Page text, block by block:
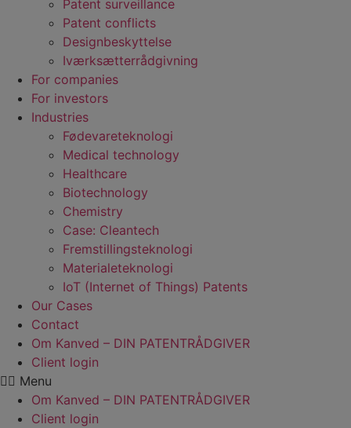
Patent surveillance
Patent conflicts
Designbeskyttelse
Iværksætterrådgivning
For companies
For investors
Industries
Fødevare­teknologi
Medical technology
Healthcare
Biotechnology
Chemistry
Case: Cleantech
Fremstillings­teknologi
Materiale­teknologi
IoT (Internet of Things) Patents
Our Cases
Contact
Om Kanved – DIN PATENTRÅDGIVER
Client login
Menu
Om Kanved – DIN PATENTRÅDGIVER
Client login